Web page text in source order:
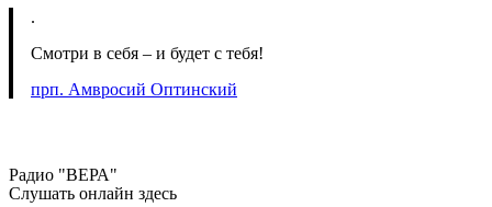
.
Смотри в себя – и будет с тебя!
прп. Амвросий Оптинский
Радио "ВЕРА"
Слушать онлайн здесь